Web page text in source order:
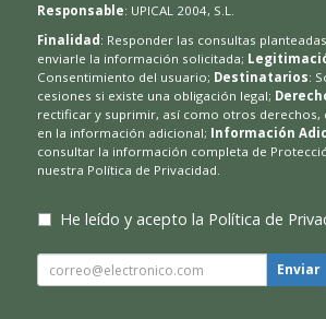
Responsable: UPICAL 2004, S.L.
Finalidad : Responder las consultas
enviarle la información solicitada;
Consentimiento del usuario; Destinatarios:
cesiones si existe una obligación legal;
rectificar y suprimir, así como otros derechos,
en la información adicional; Información
consultar la información completa de
nuestra Política de Privacidad.
He leído y acepto la Política de
Enviar